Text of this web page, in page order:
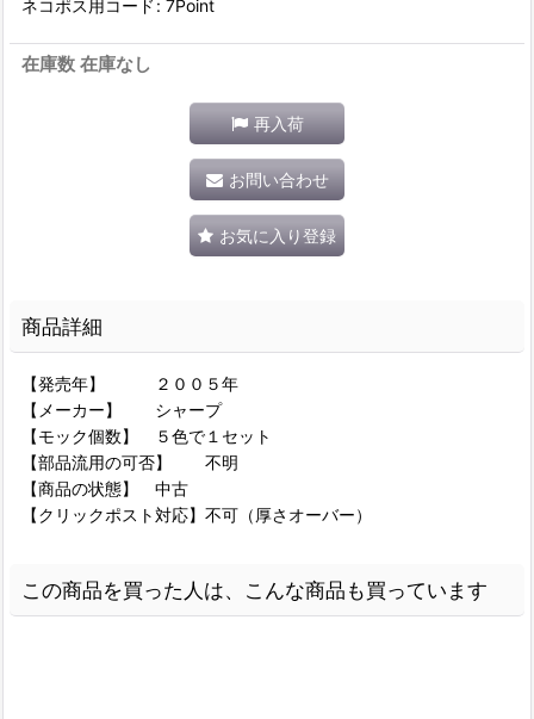
ネコポス用コード : 7Point
在庫数 在庫なし
再入荷
お問い合わせ
お気に入り登録
商品詳細
【発売年】 ２００５年
【メーカー】 シャープ
【モック個数】 ５色で１セット
【部品流用の可否】 不明
【商品の状態】 中古
【クリックポスト対応】不可（厚さオーバー）
この商品を買った人は、こんな商品も買っています